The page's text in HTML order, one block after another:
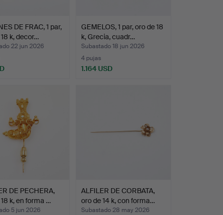
DE FRAC, 1 par,
k, decor…
22 jun 2026
GEMELOS, 1 par, oro de 18
k, Grecia, cuadr…
Subastado 18 jun 2026
4 pujas
1.164 USD
DE PECHERA,
k, en forma …
5 jun 2026
ALFILER DE CORBATA,
oro de 14 k, con forma…
Subastado 28 may 2026